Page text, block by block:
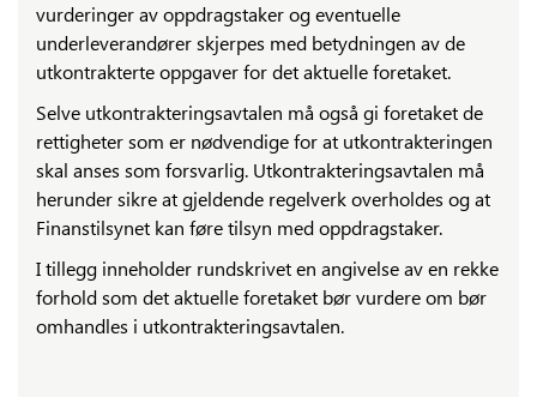
vurderinger av oppdragstaker og eventuelle
underleverandører skjerpes med betydningen av de
utkontrakterte oppgaver for det aktuelle foretaket.
Selve utkontrakteringsavtalen må også gi foretaket de
rettigheter som er nødvendige for at utkontrakteringen
skal anses som forsvarlig. Utkontrakteringsavtalen må
herunder sikre at gjeldende regelverk overholdes og at
Finanstilsynet kan føre tilsyn med oppdragstaker.
I tillegg inneholder rundskrivet en angivelse av en rekke
forhold som det aktuelle foretaket bør vurdere om bør
omhandles i utkontrakteringsavtalen.